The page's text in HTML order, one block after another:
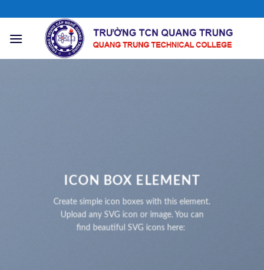
nội
ICON BOX ELEMENT
Create simple icon boxes with this element.
Upload any SVG icon or image. You can
find beautiful SVG icons here: